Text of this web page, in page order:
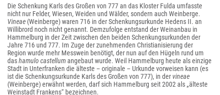
Die Schenkung Karls des Großen von 777 an das Kloster Fulda umfasste
nicht nur Felder, Wiesen, Weiden und Wälder, sondern auch Weinberge.
Vineae (Weinberge) waren 716 in der Schenkungsurkunde Hedens II. an
Willibrord noch nicht genannt. Demzufolge entstand der Weinanbau in
Hammelburg in der Zeit zwischen den beiden Schenkungsurkunden der
Jahre 716 und 777. Im Zuge der zunehmenden Christianisierung der
Region wurde mehr Messwein benötigt, der nun auf den Hügeln rund um
dashamulo castellumangebaut wurde. Weil Hammelburg heute als einzige
Stadt in Unterfranken die älteste – originale – Urkunde vorweisen kann (es
ist die Schenkungsurkunde Karls des Großen von 777), in der vineae
(Weinberge) erwähnt werden, darf sich Hammelburg seit 2002 als „älteste
Weinstadt Frankens“ bezeichnen.